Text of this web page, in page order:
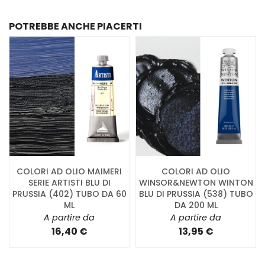
POTREBBE ANCHE PIACERTI
COLORI AD OLIO MAIMERI
SERIE ARTISTI BLU DI
PRUSSIA (402) TUBO DA 60
ML
A partire da
16,40 €
COLORI AD OLIO
WINSOR&NEWTON WINTON
BLU DI PRUSSIA (538) TUBO
DA 200 ML
A partire da
13,95 €